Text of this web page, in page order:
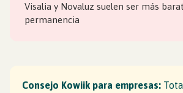
Visalia y Novaluz suelen ser más
permanencia
Consejo Kowiik para empresas: